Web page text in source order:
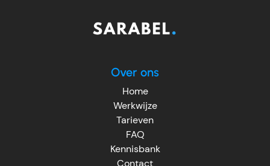
Over ons
Home
Werkwijze
Tarieven
FAQ
Kennisbank